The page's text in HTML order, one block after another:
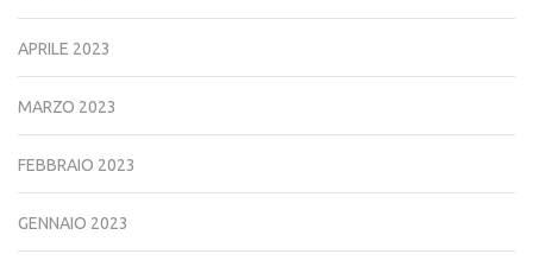
APRILE 2023
MARZO 2023
FEBBRAIO 2023
GENNAIO 2023